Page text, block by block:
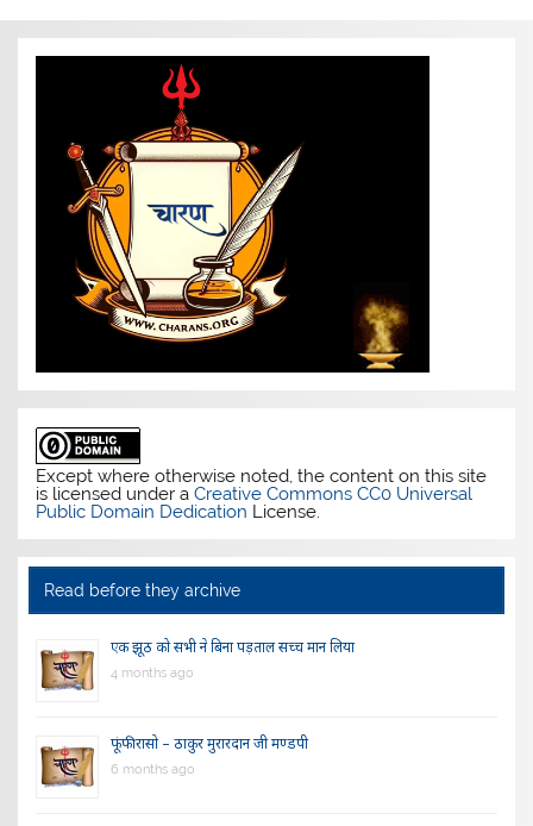
Except where otherwise noted, the content on this site
is licensed under aCreative Commons CC0 Universal
Public Domain Dedication License.
Read before they archive
एक झूठ को सभी ने बिना पड़ताल सच्च मान लिया
4 months ago
फूंफी रासो – ठाकुर मुरारदान जी मण्डपी
6 months ago